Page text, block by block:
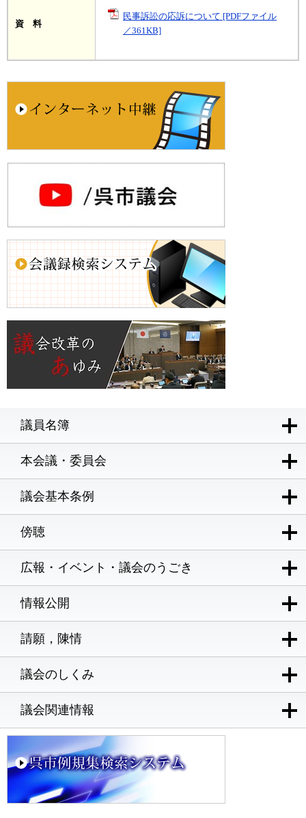
資 料
民事訴訟の応訴について [PDFファイル
／361KB]
議員名簿
本会議・委員会
議会基本条例
傍聴
広報・イベント・議会のうごき
情報公開
請願，陳情
議会のしくみ
議会関連情報